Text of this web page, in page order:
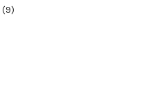
(9)